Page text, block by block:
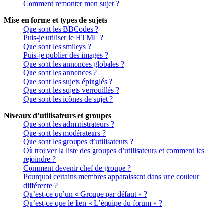
Comment remonter mon sujet ?
Mise en forme et types de sujets
Que sont les BBCodes ?
Puis-je utiliser le HTML ?
Que sont les smileys ?
Puis-je publier des images ?
Que sont les annonces globales ?
Que sont les annonces ?
Que sont les sujets épinglés ?
Que sont les sujets verrouillés ?
Que sont les icônes de sujet ?
Niveaux d’utilisateurs et groupes
Que sont les administrateurs ?
Que sont les modérateurs ?
Que sont les groupes d’utilisateurs ?
Où trouver la liste des groupes d’utilisateurs et comment les
rejoindre ?
Comment devenir chef de groupe ?
Pourquoi certains membres apparaissent dans une couleur
différente ?
Qu’est-ce qu’un « Groupe par défaut » ?
Qu’est-ce que le lien « L’équipe du forum » ?